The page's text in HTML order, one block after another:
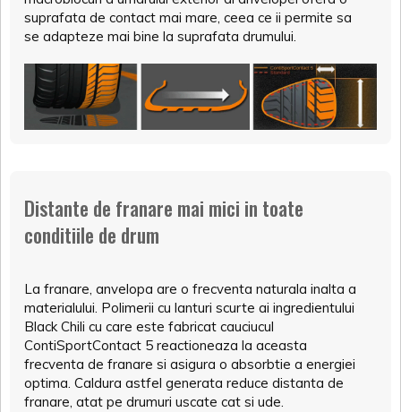
suprafata de contact mai mare, ceea ce ii permite sa
se adapteze mai bine la suprafata drumului.
Distante de franare mai mici in toate
conditiile de drum
La franare, anvelopa are o frecventa naturala inalta a
materialului. Polimerii cu lanturi scurte ai ingredientului
Black Chili cu care este fabricat cauciucul
ContiSportContact 5 reactioneaza la aceasta
frecventa de franare si asigura o absorbtie a energiei
optima. Caldura astfel generata reduce distanta de
franare, atat pe drumuri uscate cat si ude.